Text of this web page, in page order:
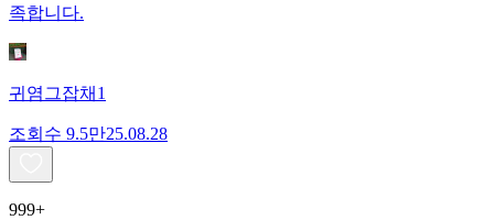
족합니다.
귀염그잡채1
조회수 9.5만25.08.28
999+